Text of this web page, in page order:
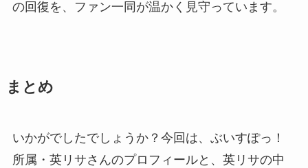
の回復を、ファン一同が温かく見守っています。
まとめ
いかがでしたでしょうか？今回は、ぶいすぽっ！
所属・英リサさんのプロフィールと、英リサの中